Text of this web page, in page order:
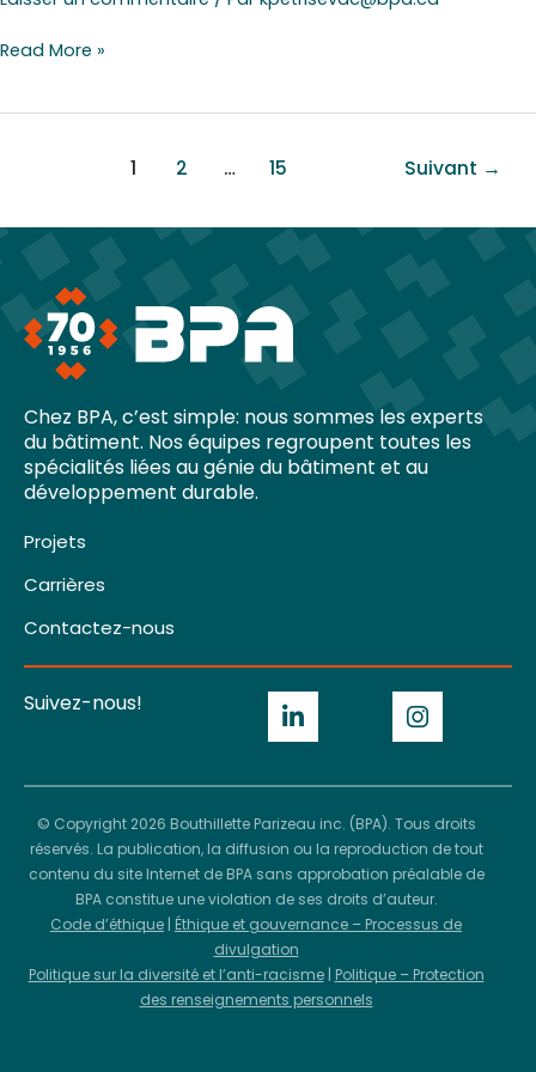
Read More »
1 2 … 15 Suivant →
Chez BPA, c’est simple: nous sommes les experts
du bâtiment. Nos équipes regroupent toutes les
spécialités liées au génie du bâtiment et au
développement durable.
Projets
Carrières
Contactez-nous
Suivez-nous!
© Copyright 2026 Bouthillette Parizeau inc. (BPA). Tous droits
réservés. La publication, la diffusion ou la reproduction de tout
contenu du site Internet de BPA sans approbation préalable de
BPA constitue une violation de ses droits d’auteur.
Code d’éthique | Éthique et gouvernance – Processus de
divulgation
Politique sur la diversité et l’anti-racisme| Politique – Protection
des renseignements personnels